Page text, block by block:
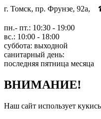
г. Томск, пр. Фрунзе,
пн.- пт.: 10:30 - 19:00
вс.: 10:00 - 18:00
суббота: выходной
санитарный день:
последняя пятница месяца
ВНИМАНИЕ!
Наш сайт использует